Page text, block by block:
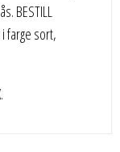
BESTILL
farge sort,